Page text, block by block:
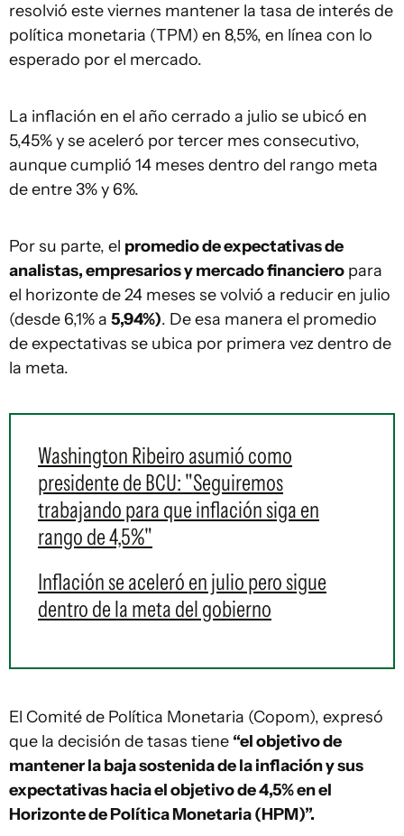
resolvió este viernes mantener la tasa de interés de
política monetaria (TPM) en 8,5%, en línea con lo
esperado por el mercado.
La inflación en el año cerrado a julio se ubicó en
5,45% y se aceleró por tercer mes consecutivo,
aunque cumplió 14 meses dentro del rango meta
de entre 3% y 6%.
Por su parte, el promedio de expectativas de
analistas, empresarios y mercado financiero para
el horizonte de 24 meses se volvió a reducir en julio
(desde 6,1% a 5,94%). De esa manera el promedio
de expectativas se ubica por primera vez dentro de
la meta.
Washington Ribeiro asumió como
presidente de BCU: "Seguiremos
trabajando para que inflación siga en
rango de 4,5%"
Inflación se aceleró en julio pero sigue
dentro de la meta del gobierno
El Comité de Política Monetaria (Copom), expresó
que la decisión de tasas tiene “el objetivo de
mantener la baja sostenida de la inflación y sus
expectativas hacia el objetivo de 4,5% en el
Horizonte de Política Monetaria (HPM)”.